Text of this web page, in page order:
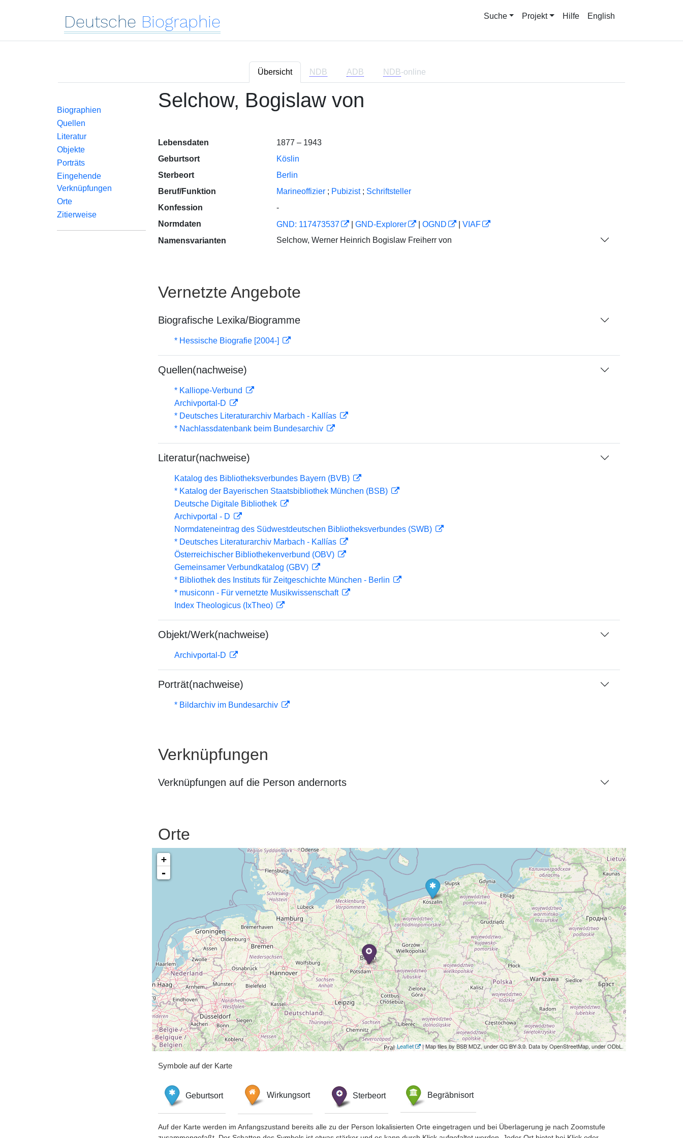
Deutsche Biographie Suche Projekt Hilfe English
Übersicht NDB ADB NDB-online
Biographien
Quellen
Literatur
Objekte
Porträts
Eingehende
Verknüpfungen
Orte
Zitierweise
Selchow, Bogislaw von
Lebensdaten
1877 – 1943
Geburtsort
Köslin
Sterbeort
Berlin
Beruf/Funktion
Marineoffizier ; Pubizist ; Schriftsteller
Konfession
-
Normdaten
GND: 117473537 GND-Explorer OGND
VIAF
Namensvarianten
Selchow, Werner Heinrich Bogislaw Freiherr von
Vernetzte Angebote
Biografische Lexika/Biogramme
* Hessische Biografie [2004-]
Quellen(nachweise)
* Kalliope-Verbund
Archivportal-D
* Deutsches Literaturarchiv Marbach - Kallías
* Nachlassdatenbank beim Bundesarchiv
Literatur(nachweise)
Katalog des Bibliotheksverbundes Bayern (BVB)
* Katalog der Bayerischen Staatsbibliothek München (BSB)
Deutsche Digitale Bibliothek
Archivportal - D
Normdateneintrag des Südwestdeutschen Bibliotheksverbundes (SWB)
* Deutsches Literaturarchiv Marbach - Kallías
Österreichischer Bibliothekenverbund (OBV)
Gemeinsamer Verbundkatalog (GBV)
* Bibliothek des Instituts für Zeitgeschichte München - Berlin
* musiconn - Für vernetzte Musikwissenschaft
Index Theologicus (IxTheo)
Objekt/Werk(nachweise)
Archivportal-D
Porträt(nachweise)
* Bildarchiv im Bundesarchiv
Verknüpfungen
Verknüpfungen auf die Person andernorts
Orte
+
-
Leaflet | Map tiles by BSB MDZ, under CC BY 3.0. Data by OpenStreetMap, under ODbL.
Symbole auf der Karte
Geburtsort Wirkungsort Sterbeort Begräbnisort
Auf der Karte werden im Anfangszustand bereits alle zu der Person lokalisierten Orte eingetragen und bei Überlagerung je nach Zoomstufe